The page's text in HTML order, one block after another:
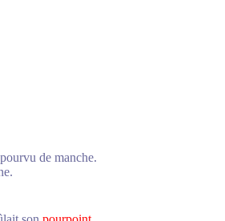
de manche.